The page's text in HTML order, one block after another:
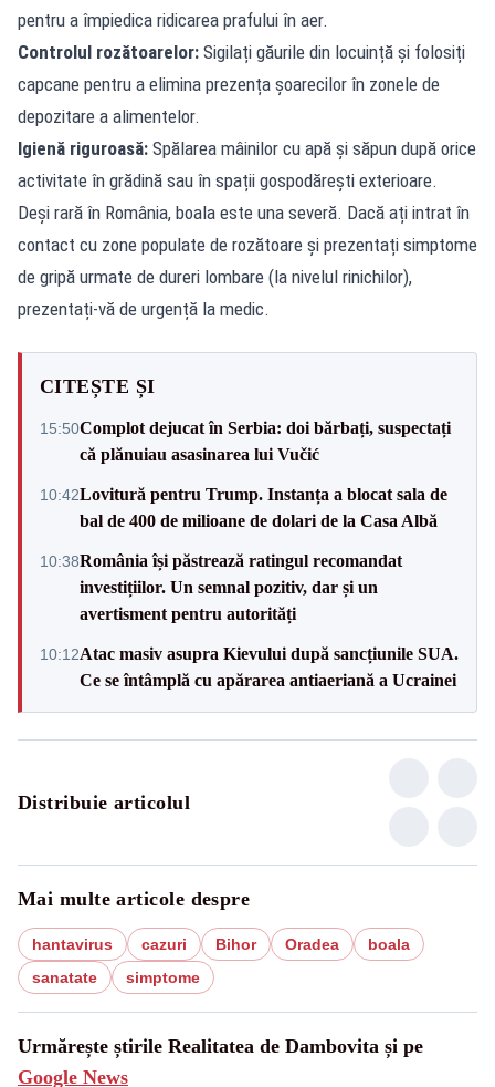
pentru a împiedica ridicarea prafului în aer.
Controlul rozătoarelor: Sigilați găurile din locuință și folosiți
capcane pentru a elimina prezența șoarecilor în zonele de
depozitare a alimentelor.
Igienă riguroasă: Spălarea mâinilor cu apă și săpun după orice
activitate în grădină sau în spații gospodărești exterioare.
Deși rară în România, boala este una severă. Dacă ați intrat în
contact cu zone populate de rozătoare și prezentați simptome
de gripă urmate de dureri lombare (la nivelul rinichilor),
prezentați-vă de urgență la medic.
CITEȘTE ȘI
15:50Complot dejucat în Serbia: doi bărbați, suspectați
că plănuiau asasinarea lui Vučić
10:42Lovitură pentru Trump. Instanța a blocat sala de
bal de 400 de milioane de dolari de la Casa Albă
10:38România își păstrează ratingul recomandat
investițiilor. Un semnal pozitiv, dar și un
avertisment pentru autorități
10:12Atac masiv asupra Kievului după sancțiunile SUA.
Ce se întâmplă cu apărarea antiaeriană a Ucrainei
Distribuie articolul
Mai multe articole despre
hantavirus cazuri Bihor Oradea
boala
sanatate
simptome
Urmărește știrile Realitatea de Dambovita și pe
Google News